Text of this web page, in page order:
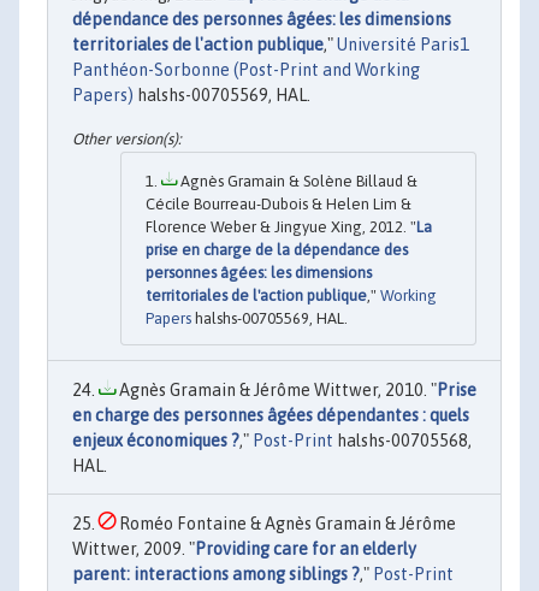
dépendance des personnes âgées: les dimensions
territoriales de l'action publique,"Université Paris1
Panthéon-Sorbonne (Post-Print and Working
Papers) halshs-00705569, HAL.
Agnès Gramain & Solène Billaud &
Cécile Bourreau-Dubois & Helen Lim &
Florence Weber & Jingyue Xing, 2012. "La
prise en charge de la dépendance des
personnes âgées: les dimensions
territoriales de l'action publique ," Working
Papers halshs-00705569, HAL.
Agnès Gramain & Jérôme Wittwer, 2010. "Prise
en charge des personnes âgées dépendantes : quels
enjeux économiques ?," Post-Print halshs-00705568,
HAL.
Roméo Fontaine & Agnès Gramain & Jérôme
Wittwer, 2009. "Providing care for an elderly
parent: interactions among siblings ?," Post-Print